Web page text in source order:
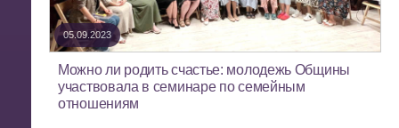
05.09.2023
Можно ли родить счастье: молодежь Общины
участвовала в семинаре по семейным
отношениям